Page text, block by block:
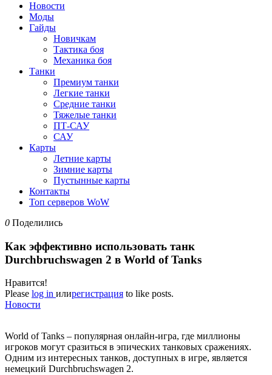
Новости
Моды
Гайды
Новичкам
Тактика боя
Механика боя
Танки
Премиум танки
Легкие танки
Средние танки
Тяжелые танки
ПТ-САУ
САУ
Карты
Летние карты
Зимние карты
Пустынные карты
Контакты
Топ серверов WoW
0 Поделились
Как эффективно использовать танк
Durchbruchswagen 2 в World of Tanks
Нравится!
Please log in илирегистрация to like posts.
Новости
World of Tanks – популярная онлайн-игра, где миллионы
игроков могут сразиться в эпических танковых сражениях.
Одним из интересных танков, доступных в игре, является
немецкий Durchbruchswagen 2.